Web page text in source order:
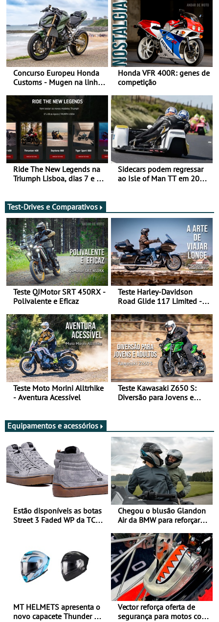
Concurso Europeu Honda
Customs - Mugen na linha
ganhar
Honda VFR 400R: genes de
competição
Ride The New Legends na
Triumph Lisboa, dias 7 e 8
Sidecars podem regressar
ao Isle of Man TT em 2027
Test-Drives e Comparativos
Teste QJMotor SRT 450RX -
Polivalente e Eficaz
Teste Harley-Davidson
Road Glide 117 Limited - A
Teste Moto Morini Alltrhike
- Aventura Acessível
Teste Kawasaki Z650 S:
Diversão para Jovens e
Equipamentos e acessórios
Estão disponíveis as botas
Street 3 Faded WP da TCX
Chegou o blusão Glandon
Air da BMW para reforçar
verão
MT HELMETS apresenta o
novo capacete Thunder 4 R
Vector reforça oferta de
segurança para motos com